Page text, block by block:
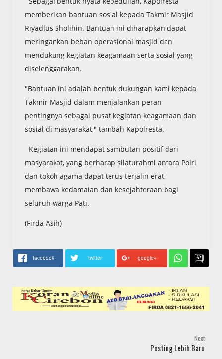
memberikan bantuan sosial kepada Takmir Masjid
Riyadlus Sholihin. Bantuan ini diharapkan dapat
meringankan beban operasional masjid dan
mendukung kegiatan keagamaan serta sosial yang
diselenggarakan.
"Bantuan ini adalah bentuk dukungan kami kepada
Takmir Masjid dalam menjalankan peran
pentingnya sebagai pusat kegiatan keagamaan dan
sosial di masyarakat," tambah Kapolresta.
Kegiatan ini mendapat sambutan positif dari
masyarakat, yang berharap silaturahmi antara Polri
dan tokoh agama dapat terus terjalin erat,
membawa kedamaian dan kesejahteraan bagi
seluruh warga Pati.
(Firda Asih)
facebook twitter google+
Next
Posting Lebih Baru